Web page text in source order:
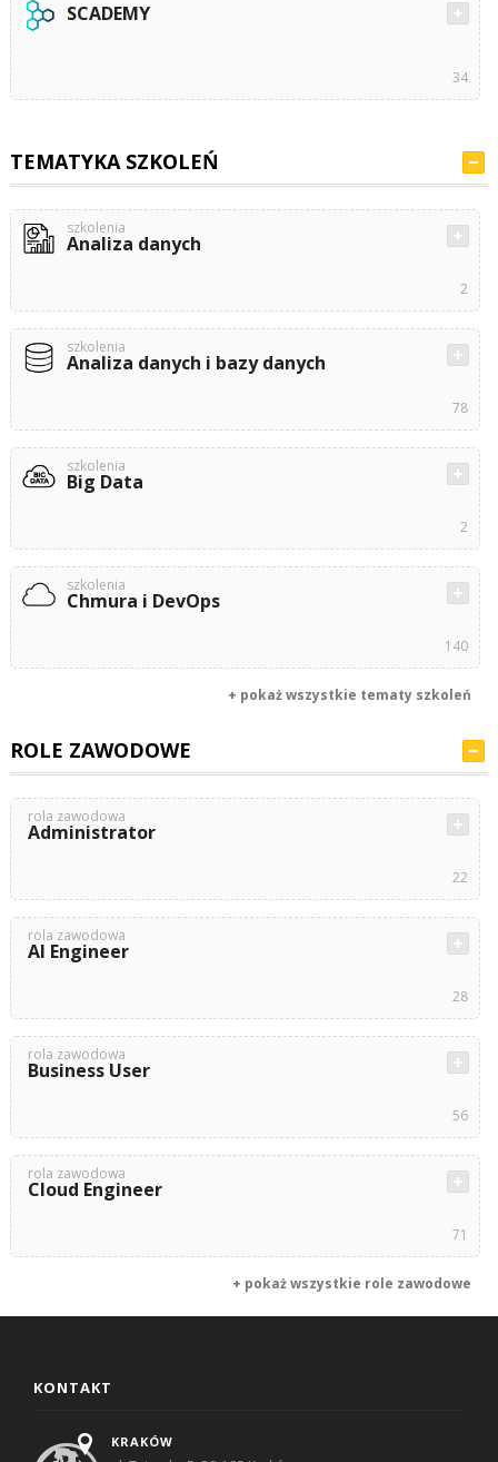
SCADEMY
34
TEMATYKA SZKOLEŃ
szkolenia
Analiza danych
2
szkolenia
Analiza danych i bazy danych
78
szkolenia
Big Data
2
szkolenia
Chmura i DevOps
140
+ pokaż wszystkie tematy szkoleń
ROLE ZAWODOWE
rola zawodowa
Administrator
22
rola zawodowa
AI Engineer
28
rola zawodowa
Business User
56
rola zawodowa
Cloud Engineer
71
+ pokaż wszystkie role zawodowe
KONTAKT
KRAKÓW